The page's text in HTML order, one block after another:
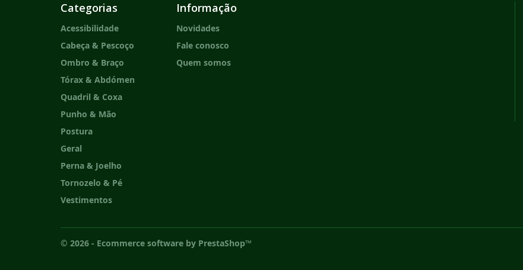
Categorias
Acessibilidade
Cabeça & Pescoço
Ombro & Braço
Tórax & Abdómen
Quadril & Coxa
Punho & Mão
Postura
Geral
Perna & Joelho
Tornozelo & Pé
Vestimentos
Informação
Novidades
Fale conosco
Quem somos
© 2026 - Ecommerce software by PrestaShop™